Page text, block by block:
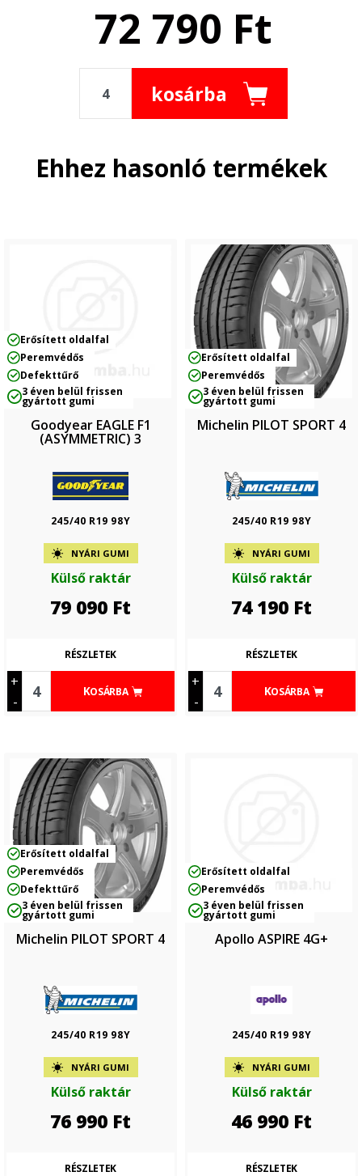
72 790 Ft
kosárba
Ehhez hasonló termékek
Erősített oldalfal
Peremvédős
Defekttűrő
3 éven belül frissen
gyártott gumi
Goodyear EAGLE F1
(ASYMMETRIC) 3
245/40 R19 98Y
NYÁRI GUMI
Külső raktár
79 090 Ft
+
-
KOSÁRBA
RÉSZLETEK
Erősített oldalfal
Peremvédős
3 éven belül frissen
gyártott gumi
Michelin PILOT SPORT 4
245/40 R19 98Y
NYÁRI GUMI
Külső raktár
74 190 Ft
+
-
KOSÁRBA
RÉSZLETEK
Erősített oldalfal
Peremvédős
Defekttűrő
3 éven belül frissen
gyártott gumi
Michelin PILOT SPORT 4
245/40 R19 98Y
NYÁRI GUMI
Külső raktár
76 990 Ft
RÉSZLETEK
Erősített oldalfal
Peremvédős
3 éven belül frissen
gyártott gumi
Apollo ASPIRE 4G+
245/40 R19 98Y
NYÁRI GUMI
Külső raktár
46 990 Ft
RÉSZLETEK